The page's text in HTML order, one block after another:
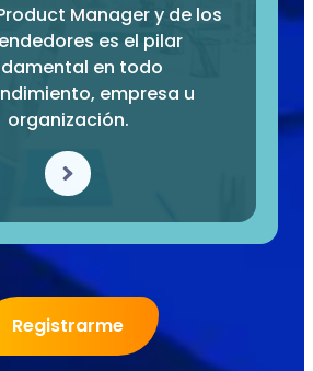
Manager y de los
es el pilar
en todo
empresa u
organización.
Registrarme